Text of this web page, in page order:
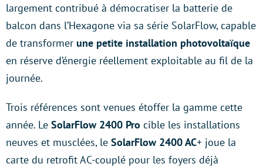
largement contribué à démocratiser la batterie de
balcon dans l’Hexagone via sa série SolarFlow, capable
de transformer une petite installation photovoltaïque
en réserve d’énergie réellement exploitable au fil de la
journée.
Trois références sont venues étoffer la gamme cette
année. Le SolarFlow 2400 Pro cible les installations
neuves et musclées, le SolarFlow 2400 AC+ joue la
carte du retrofit AC-couplé pour les foyers déjà